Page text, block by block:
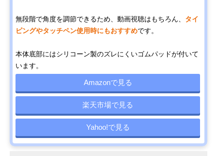
無段階で角度を調節できるため、動画視聴はもちろん、 タイ
ピングやタッチペン使用時にもおすすめです。
本体底部にはシリコーン製のズレにくいゴムパッドが付いて
います。
Amazonで見る
楽天市場で見る
Yahoo!で見る